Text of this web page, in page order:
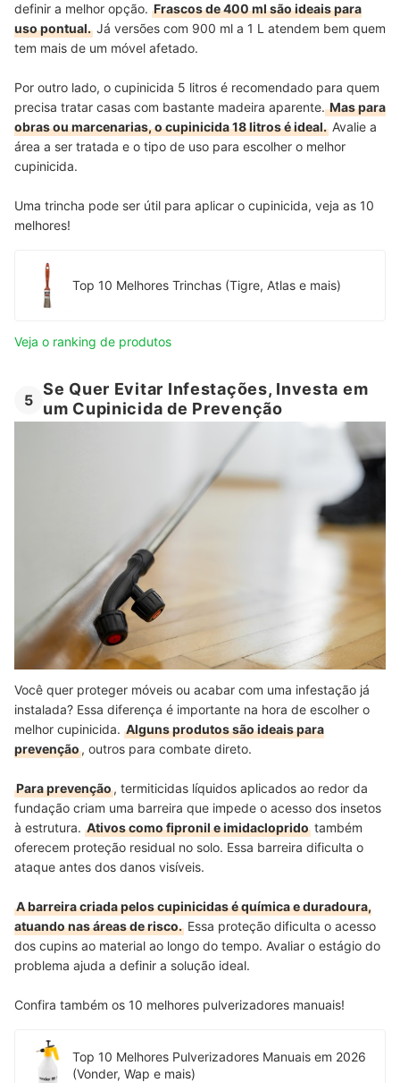
definir a melhor opção. Frascos de 400 ml são ideais para
uso pontual. Já versões com 900 ml a 1 L atendem bem quem
tem mais de um móvel afetado.
Por outro lado, o cupinicida 5 litros é recomendado para quem
precisa tratar casas com bastante madeira aparente.Mas para
obras ou marcenarias, o cupinicida 18 litros é ideal. Avalie a
área a ser tratada e o tipo de uso para escolher o melhor
cupinicida.
Uma trincha pode ser útil para aplicar o cupinicida, veja as 10
melhores!
Top 10 Melhores Trinchas (Tigre, Atlas e mais)
Veja o ranking de produtos
5
Se Quer Evitar Infestações, Investa em
um Cupinicida de Prevenção
Você quer proteger móveis ou acabar com uma infestação já
instalada? Essa diferença é importante na hora de escolher o
melhor cupinicida. Alguns produtos são ideais para
prevenção, outros para combate direto.
Para prevenção, termiticidas líquidos aplicados ao redor da
fundação criam uma barreira que impede o acesso dos insetos
à estrutura. Ativos como fipronil e imidacloprido também
oferecem proteção residual no solo. Essa barreira dificulta o
ataque antes dos danos visíveis.
A barreira criada pelos cupinicidas é química e duradoura,
atuando nas áreas de risco. Essa proteção dificulta o acesso
dos cupins ao material ao longo do tempo. Avaliar o estágio do
problema ajuda a definir a solução ideal.
Confira também os 10 melhores pulverizadores manuais!
Top 10 Melhores Pulverizadores Manuais em 2026
(Vonder, Wap e mais)